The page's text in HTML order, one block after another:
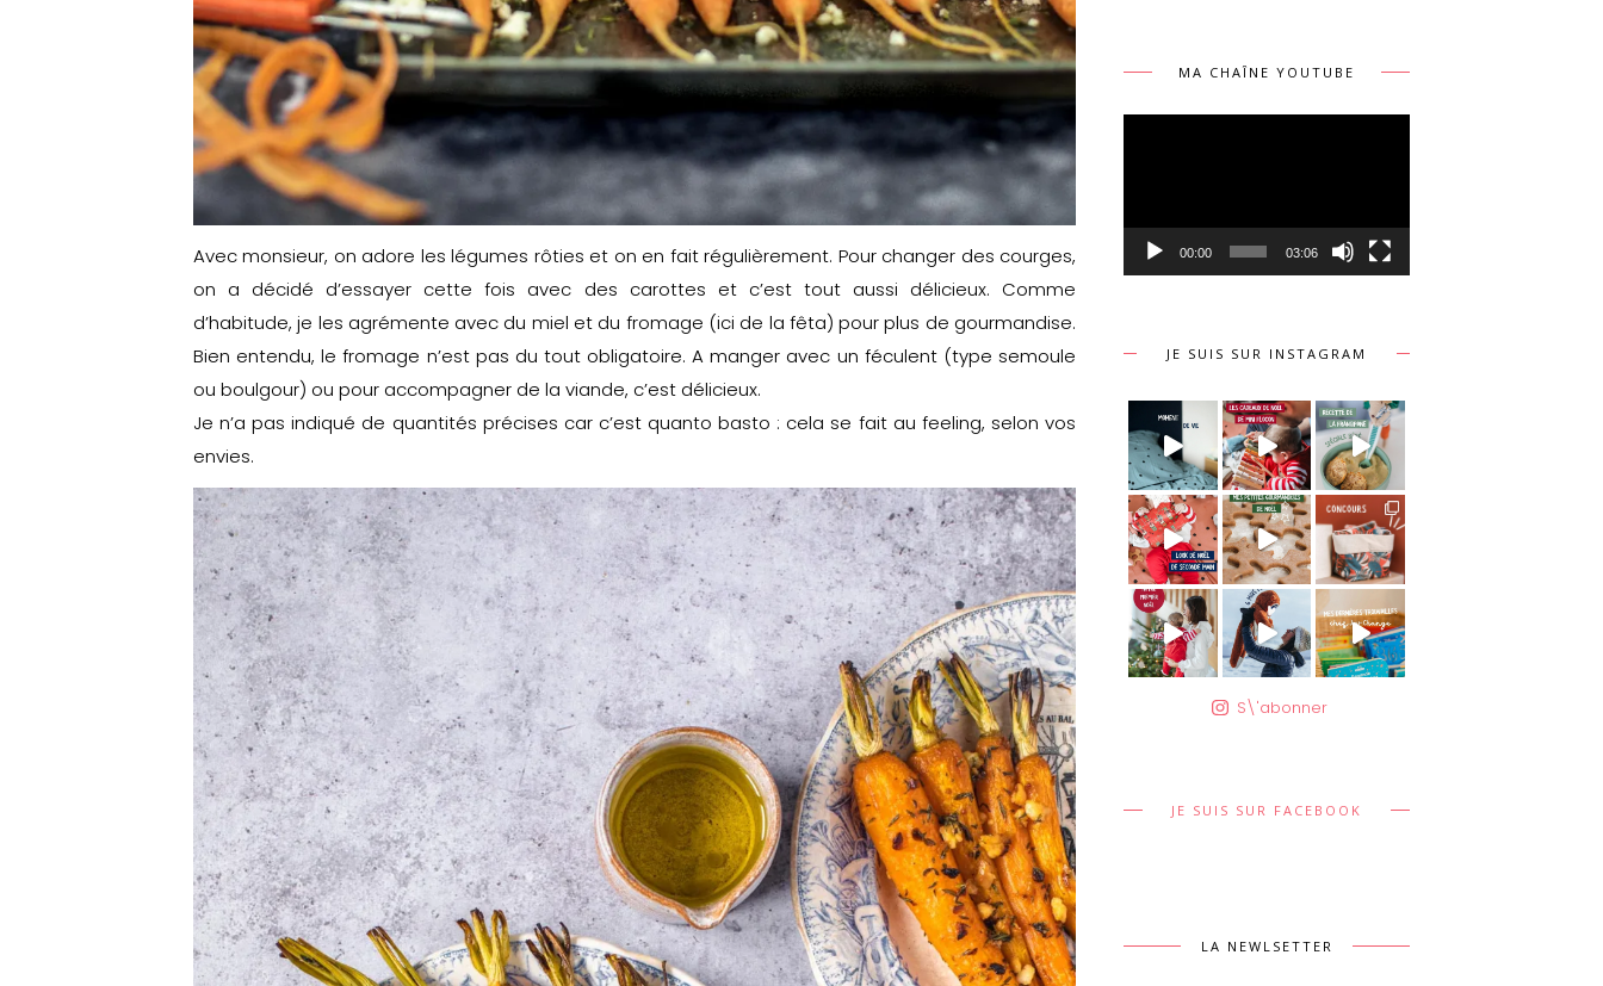
Avec monsieur, on adore les légumes rôties et on en fait régulièrement. Pour changer des courges,
on a décidé d’essayer cette fois avec des carottes et c’est tout aussi délicieux. Comme
d’habitude, je les agrémente avec du miel et du fromage (ici de la fêta) pour plus de gourmandise.
Bien entendu, le fromage n’est pas du tout obligatoire. A manger avec un féculent (type semoule
ou boulgour) ou pour accompagner de la viande, c’est délicieux.
Je n’a pas indiqué de quantités précises car c’est quanto basto : cela se fait au feeling, selon vos
envies.
MA CHAÎNE YOUTUBE
Lecteur
00:00 03:06
JE SUIS SUR INSTAGRAM
S\'abonner
JE SUIS SUR FACEBOOK
LA NEWLSETTER